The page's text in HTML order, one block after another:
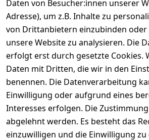
Artikel
Daten von Besucher:innen unserer
Adresse), um z.B. Inhalte zu
von Drittanbietern einzubinden
unsere Website zu analysieren. Die
erfolgt erst durch gesetzte Cookies.
Daten mit Dritten, die wir in den
benennen. Die Datenverarbeitung
Einwilligung oder aufgrund eines
Interesses erfolgen. Die
abgelehnt werden. Es besteht das
einzuwilligen und die Einwilligung
Rechtliches
AGB
Impressum
Datenschutze
rklärung
Barrierefreihe
Services
Kontakt
Registrieren